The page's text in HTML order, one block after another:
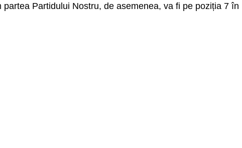
Partidului Nostru, de asemenea, va fi pe poziția 7 în